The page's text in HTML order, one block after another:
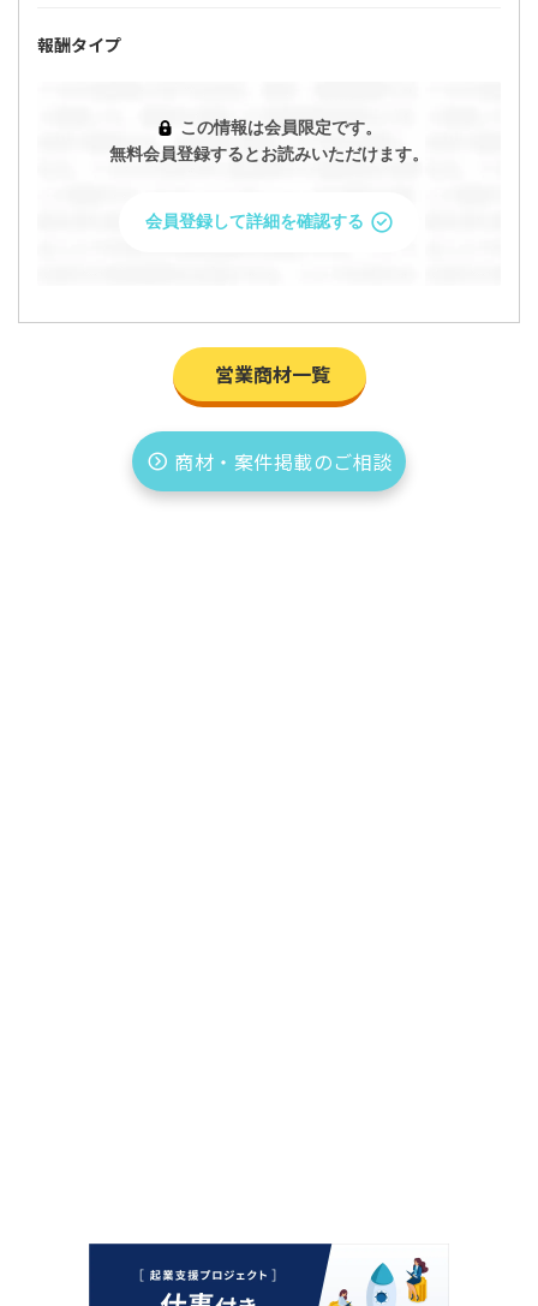
今すぐ問い合わせる
報酬タイプ
この情報は会員限定です。
無料会員登録するとお読みいただけます。
会員登録して詳細を確認する
営業商材一覧
商材・案件掲載のご相談